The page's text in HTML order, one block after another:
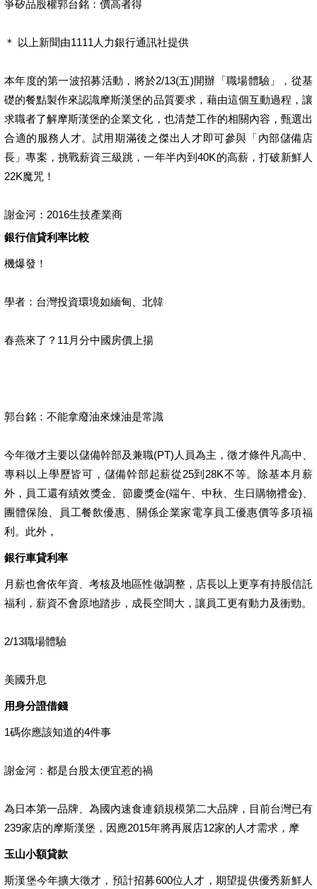
爭矽品股權郭台銘：價高者得
＊ 以上新聞由1111人力銀行通訊社提供
本年度的第一波招募活動，將於2/13(五)開辦「職場體驗」，從基
礎的餐點製作來認識摩斯漢堡的品質要求，藉由這個互動過程，讓
求職者了解摩斯漢堡的企業文化，也清楚工作的相關內容，甄選出
合適的服務人才。試用期滿後之傑出人才即可參與「內部儲備店
長」專案，挑戰薪資三級跳，一年半內到40K的高薪，打破新鮮人
22K魔咒！
謝金河：2016生技產業商
銀行信貸利率比較
機爆發！
學者：台灣投資環境如緬甸、北韓
春燕來了？11月分中國房價上揚
郭台銘：不能拿廢油來煉油是常識
今年徵才主要以儲備幹部及兼職(PT)人員為主，徵才條件凡高中、
專科以上學歷皆可，儲備幹部起薪從25到28K不等。除基本月薪
外，員工還有績效獎金、節慶獎金(端午、中秋、生日購物禮金)、
團體保險、員工餐飲優惠、關係企業家電享員工優惠價等多項福
利。此外，
銀行車貸利率
月薪也會依年資、考核及地區性做調整，店長以上更享有持股信託
福利，薪資不會原地踏步，成長空間大，讓員工更有動力及衝勁。
2/13職場體驗
美國升息
用身分證借錢
1碼你應該知道的4件事
謝金河：都是台股太便宜惹的禍
為日本第一品牌、為國內速食連鎖規模第二大品牌，目前台灣已有
239家店的摩斯漢堡，因應2015年將再展店12家的人才需求，摩
玉山小額貸款
斯漢堡今年擴大徵才，預計招募600位人才，期望提供優秀新鮮人